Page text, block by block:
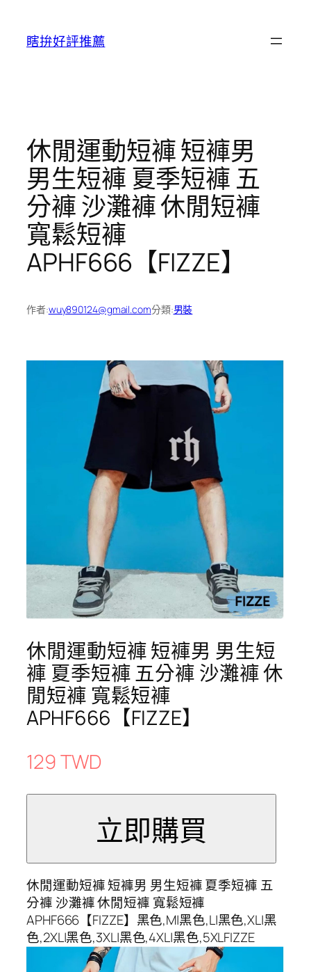
瞎拚好評推薦
休閒運動短褲 短褲男
男生短褲 夏季短褲 五
分褲 沙灘褲 休閒短褲
寬鬆短褲
APHF666【FIZZE】
作者:wuy890124@gmail.com分類:男裝
休閒運動短褲 短褲男 男生短
褲 夏季短褲 五分褲 沙灘褲 休
閒短褲 寬鬆短褲
APHF666【FIZZE】
129 TWD
休閒運動短褲 短褲男 男生短褲 夏季短褲 五
分褲 沙灘褲 休閒短褲 寬鬆短褲
APHF666【FIZZE】黑色,M|黑色,L|黑色,XL|黑
色,2XL|黑色,3XL|黑色,4XL|黑色,5XLFIZZE